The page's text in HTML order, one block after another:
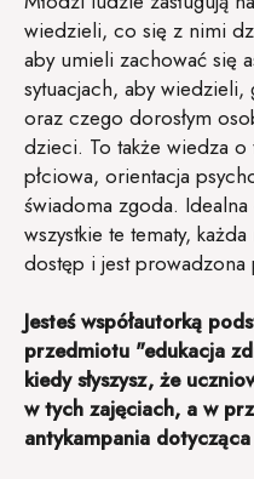
wiedzieli, co się z nimi
aby umieli zachować się
sytuacjach, aby
oraz czego dorosłym
dzieci. To także wiedza o
płciowa, orientacja
świadoma zgoda. Idealna
wszystkie te tematy,
dostęp i jest prowadzona
Jesteś współautorką
przedmiotu "edukacja
kiedy słyszysz, że
w tych zajęciach, a w
antykampania